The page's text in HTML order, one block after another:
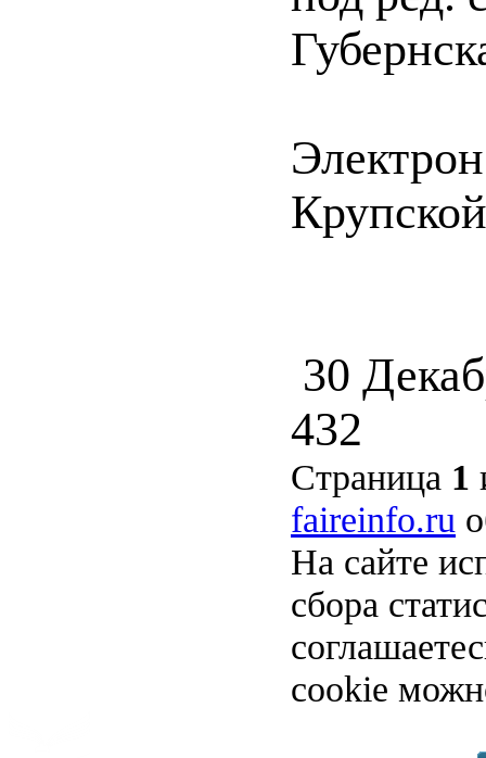
30
432
Страница 1
faireinfo.ru
На сайте
сбора
cookie